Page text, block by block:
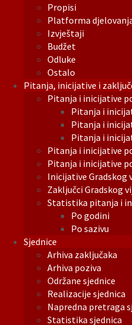
Propisi
Platforma
Izvještaji
Budžet
Odluke
Ostalo
Pitanja, inicijative i
Pitanja i inicijative
Pitanja i
Pitanja i
Pitanja i
Pitanja i inicijative
Pitanja i inicijative
Inicijative Gradskog
Zaključci Gradskog
Statistika pitanja i
Po godini
Po sazivu
Sjednice
Arhiva zaključaka
Arhiva poziva
Održane sjednice
Realizacije sjednica
Napredna pretraga
Statistika sjednica